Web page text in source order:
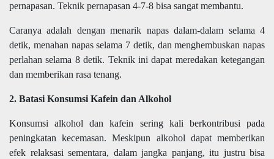
pernapasan. Teknik pernapasan 4-7-8 bisa sangat membantu.
Caranya adalah dengan menarik napas dalam-dalam selama 4
detik, menahan napas selama 7 detik, dan menghembuskan napas
perlahan selama 8 detik. Teknik ini dapat meredakan ketegangan
dan memberikan rasa tenang.
2. Batasi Konsumsi Kafein dan Alkohol
Konsumsi alkohol dan kafein sering kali berkontribusi pada
peningkatan kecemasan. Meskipun alkohol dapat memberikan
efek relaksasi sementara, dalam jangka panjang, itu justru bisa